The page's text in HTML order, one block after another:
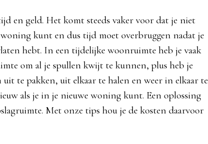
kunt en dus tijd moet overbruggen nadat je
hebt. In een tijdelijke woonruimte heb je vaak
om al je spullen kwijt te kunnen, plus heb je
uit te pakken, uit elkaar te halen en weer in elkaar te
als je in je nieuwe woning kunt. Een oplossing
Met onze tips hou je de kosten daarvoor